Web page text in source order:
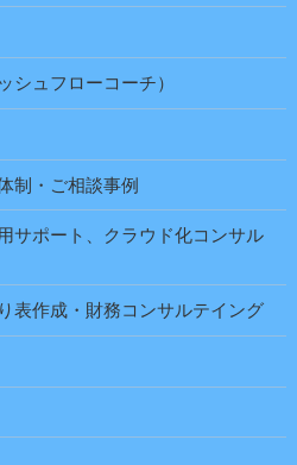
シュフローコーチ）
制・ご相談事例
サポート、クラウド化コンサル
表作成・財務コンサルテイング